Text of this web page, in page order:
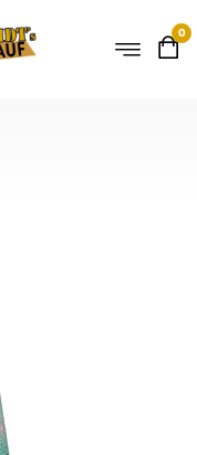
0